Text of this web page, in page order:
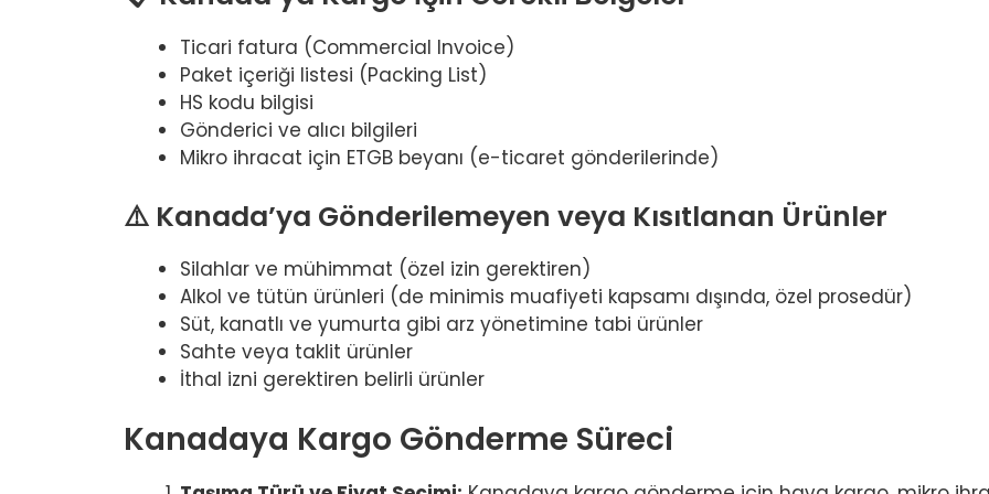
Ticari fatura (Commercial Invoice)
Paket içeriği listesi (Packing List)
HS kodu bilgisi
Gönderici ve alıcı bilgileri
Mikro ihracat için ETGB beyanı (e-ticaret gönderilerinde)
⚠️ Kanada’ya Gönderilemeyen veya Kısıtlanan Ürünler
Silahlar ve mühimmat (özel izin gerektiren)
Alkol ve tütün ürünleri (de minimis muafiyeti kapsamı dışında, özel prosedür)
Süt, kanatlı ve yumurta gibi arz yönetimine tabi ürünler
Sahte veya taklit ürünler
İthal izni gerektiren belirli ürünler
Kanadaya Kargo Gönderme Süreci